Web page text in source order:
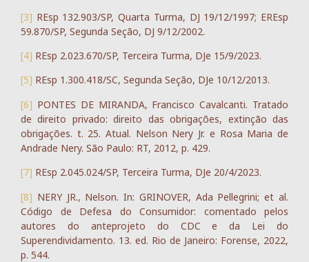
[3] REsp 132.903/SP, Quarta Turma, DJ 19/12/1997; EREsp
59.870/SP, Segunda Seção, DJ 9/12/2002.
[4] REsp 2.023.670/SP, Terceira Turma, DJe 15/9/2023.
[5] REsp 1.300.418/SC, Segunda Seção, DJe 10/12/2013.
[6] PONTES DE MIRANDA, Francisco Cavalcanti. Tratado
de direito privado: direito das obrigações, extinção das
obrigações. t. 25. Atual. Nelson Nery Jr. e Rosa Maria de
Andrade Nery. São Paulo: RT, 2012, p. 429.
[7] REsp 2.045.024/SP, Terceira Turma, DJe 20/4/2023.
[8] NERY JR., Nelson. In: GRINOVER, Ada Pellegrini; et al.
Código de Defesa do Consumidor: comentado pelos
autores do anteprojeto do CDC e da Lei do
Superendividamento. 13. ed. Rio de Janeiro: Forense, 2022,
p. 544.